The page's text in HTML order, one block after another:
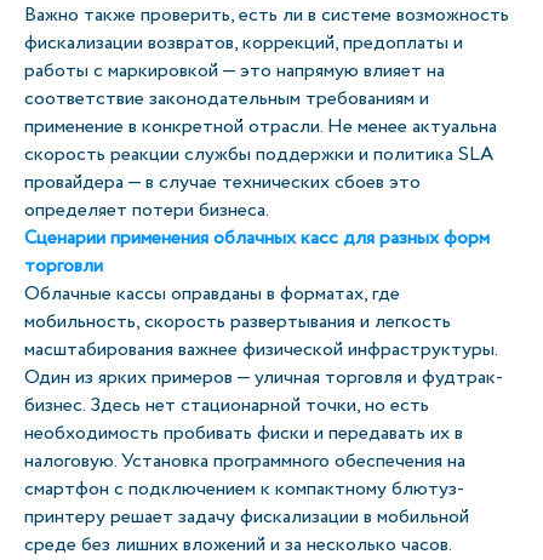
Важно также проверить, есть ли в системе возможность
фискализации возвратов, коррекций, предоплаты и
работы с маркировкой — это напрямую влияет на
соответствие законодательным требованиям и
применение в конкретной отрасли. Не менее актуальна
скорость реакции службы поддержки и политика SLA
провайдера — в случае технических сбоев это
определяет потери бизнеса.
Сценарии применения облачных касс для разных форм
торговли
Облачные кассы оправданы в форматах, где
мобильность, скорость развертывания и легкость
масштабирования важнее физической инфраструктуры.
Один из ярких примеров — уличная торговля и фудтрак-
бизнес. Здесь нет стационарной точки, но есть
необходимость пробивать фиски и передавать их в
налоговую. Установка программного обеспечения на
смартфон с подключением к компактному блютуз-
принтеру решает задачу фискализации в мобильной
среде без лишних вложений и за несколько часов.